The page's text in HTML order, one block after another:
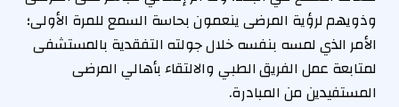
وذويهم لرؤية المرضى ينعمون بحاسة السمع للمرة الأولى؛
الأمر الذي لمسه بنفسه خلال جولته التفقدية بالمستشفى
لمتابعة عمل الفريق الطبي والالتقاء بأهالي المرضى
المستفيدين من المبادرة.